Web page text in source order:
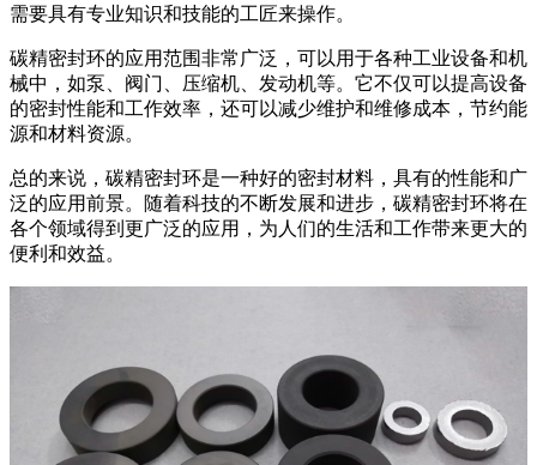
需要具有专业知识和技能的工匠来操作。
碳精密封环的应用范围非常广泛，可以用于各种工业设备和机
械中，如泵、阀门、压缩机、发动机等。它不仅可以提高设备
的密封性能和工作效率，还可以减少维护和维修成本，节约能
源和材料资源。
总的来说，碳精密封环是一种好的密封材料，具有的性能和广
泛的应用前景。随着科技的不断发展和进步，碳精密封环将在
各个领域得到更广泛的应用，为人们的生活和工作带来更大的
便利和效益。